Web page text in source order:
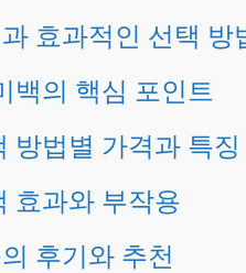
효과적인 선택 방
백의 핵심 포인트
방법별 가격과 특징
효과와 부작용
후기와 추천